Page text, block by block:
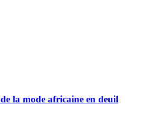
la mode africaine en deuil